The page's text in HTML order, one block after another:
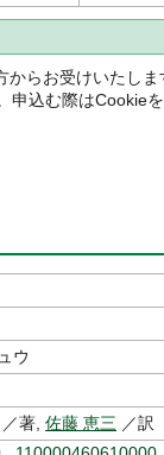
からお受けいたしま
申込む際はCookie
ウ
／著, 佐藤 恵三 ／訳